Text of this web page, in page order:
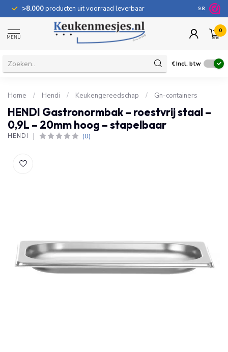
>8.000producten uit voorraad leverbaar 100
9.8
MENU
0
€Incl. btw
Home / Hendi / Keukengereedschap / Gn-containers
HENDI Gastronormbak – roestvrij staal –
0,9L – 20mm hoog – stapelbaar
HENDI (0)